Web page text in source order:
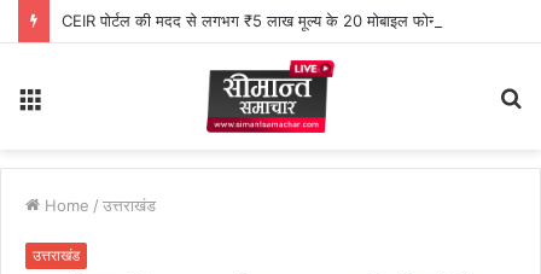
CEIR पोर्टल की मदद से लगभग ₹5 लाख मूल्य के 20 मोबाइल फोन बरामद
Home / उत्तराखंड
उत्तराखंड